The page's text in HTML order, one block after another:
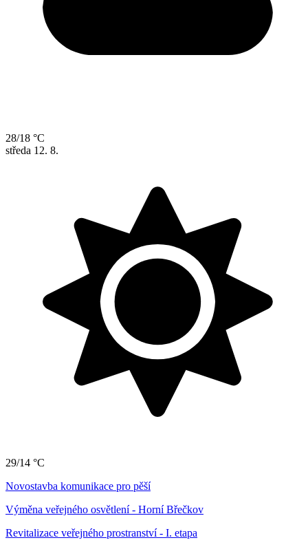
28/18 °C
středa 12. 8.
29/14 °C
Novostavba komunikace pro pěší
Výměna veřejného osvětlení - Horní Břečkov
Revitalizace veřejného prostranství - I. etapa